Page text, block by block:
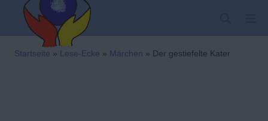
springen
Kindergarten-
Startseite » Lese-Ecke » Märchen » Der gestiefelte Kater